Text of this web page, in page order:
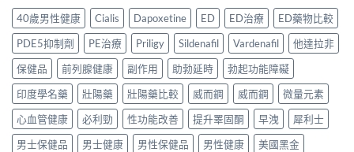
清
楚〉
中
家
實
測
評
價〉
中
用、
安
全
服
方
法
與
正
貨
購
購
買
渠
道
價
錢
完
整
指
南〉
買
先
安
心？
2026
年
香
港
延
時
噴
40歲男性健康 Cialis Dapoxetine ED ED治療
ED藥物比較
PDE5抑制劑
PE治療 Priligy Sildenafil Vardenafil
他達拉非
保健品
前列腺健康 副作用 助勃延時
勃起功能障礙
印度學名藥
壯陽藥 壯陽藥比較 威而鋼 威而鋼
微量元素
心血管健康
必利勁 性功能改善 提升睪固酮 早洩
犀利士
男士保健品
男士健康 男性保健品 男性健康 美國黑金